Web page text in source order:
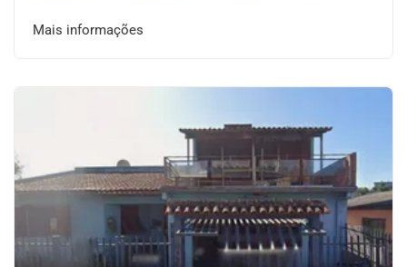
Mais informações